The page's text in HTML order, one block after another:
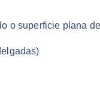
o superficie plana